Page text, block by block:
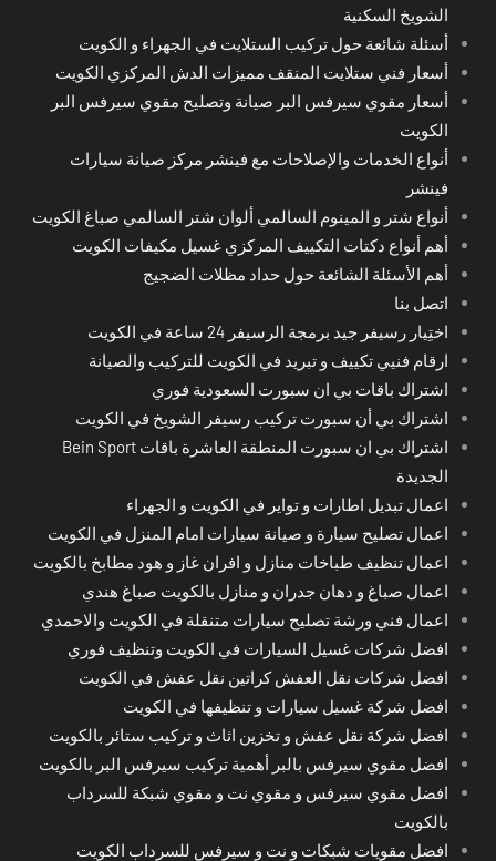
الشويخ السكنية
أسئلة شائعة حول تركيب الستلايت في الجهراء و الكويت
أسعار فني ستلايت المنقف مميزات الدش المركزي الكويت
أسعار مقوي سيرفس البر صيانة وتصليح مقوي سيرفس البر
الكويت
أنواع الخدمات والإصلاحات مع فينشر مركز صيانة سيارات
فينشر
أنواع شتر و المينوم السالمي ألوان شتر السالمي صباغ الكويت
أهم أنواع دكتات التكييف المركزي غسيل مكيفات الكويت
أهم الأسئلة الشائعة حول حداد مظلات الضجيج
اتصل بنا
اختِيار رسيفر جيد برمجة الرسيفر 24 ساعة في الكويت
ارقام فنيي تكييف و تبريد في الكويت للتركيب والصيانة
اشتراك باقات بي ان سبورت السعودية فوري
اشتراك بي أن سبورت تركيب رسيفر الشويخ في الكويت
اشتراك بي ان سبورت المنطقة العاشرة باقات Bein Sport
الجديدة
اعمال تبديل اطارات و تواير في الكويت و الجهراء
اعمال تصليح سيارة و صيانة سيارات امام المنزل في الكويت
اعمال تنظيف طباخات منازل و افران غاز و هود مطابخ بالكويت
اعمال صباغ و دهان جدران و منازل بالكويت صباغ هندي
اعمال فني ورشة تصليح سيارات متنقلة في الكويت والاحمدي
افضل شركات غسيل السيارات في الكويت وتنظيف فوري
افضل شركات نقل العفش كراتين نقل عفش في الكويت
افضل شركة غسيل سيارات و تنظيفها في الكويت
افضل شركة نقل عفش و تخزين اثاث و تركيب ستائر بالكويت
افضل مقوي سيرفس بالبر أهمية تركيب سيرفس البر بالكويت
افضل مقوي سيرفس و مقوي نت و مقوي شبكة للسرداب
بالكويت
افضل مقويات شبكات و نت و سيرفس للسرداب الكويت